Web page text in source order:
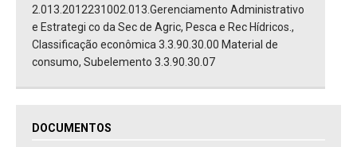
2.013.2012231002.013.Gerenciamento Administrativo
e Estrategi co da Sec de Agric, Pesca e Rec Hídricos.,
Classificação econômica 3.3.90.30.00 Material de
consumo, Subelemento 3.3.90.30.07
DOCUMENTOS